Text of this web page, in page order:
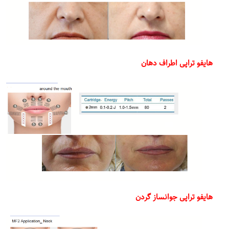
هایفو تراپی اطراف دهان
هایفو تراپی جوانساز گردن